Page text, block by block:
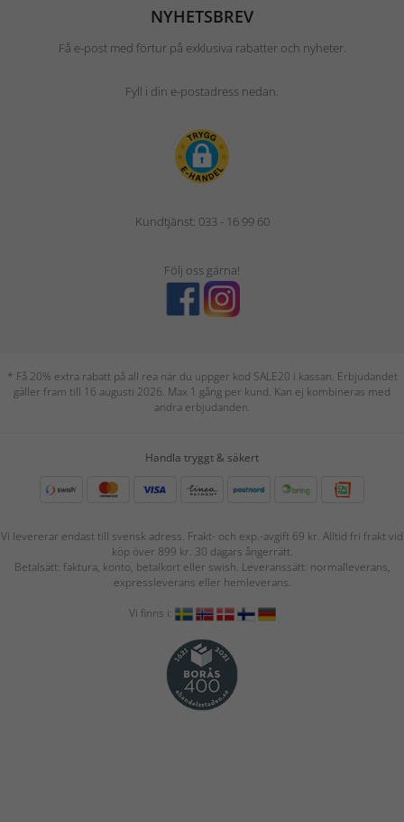
NYHETSBREV
Få e-post med förtur på exklusiva rabatter och nyheter.
Fyll i din e-postadress nedan.
Kundtjänst: 033 - 16 99 60
Följ oss gärna!
* Få 20% extra rabatt på all rea när du uppger kod SALE20 i kassan. Erbjudandet
gäller fram till 16 augusti 2026. Max 1 gång per kund. Kan ej kombineras med
andra erbjudanden.
Handla tryggt & säkert
Vi levererar endast till svensk adress. Frakt- och exp.-avgift 69 kr. Alltid fri frakt vid
köp över 899 kr. 30 dagars ångerrätt.
Betalsätt: faktura, konto, betalkort eller swish. Leveranssätt: normalleverans,
expressleverans eller hemleverans.
Vi finns i: